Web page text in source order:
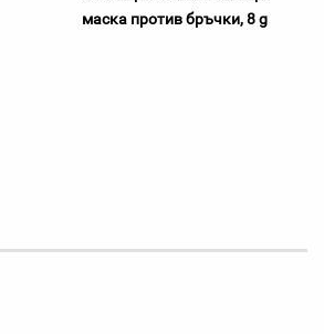
маска против бръчки, 8 g